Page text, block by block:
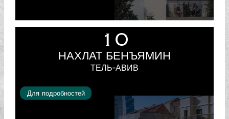
10
НАХЛАТ БЕНЪЯМИН
ТЕЛЬ-АВИВ
Для подробностей